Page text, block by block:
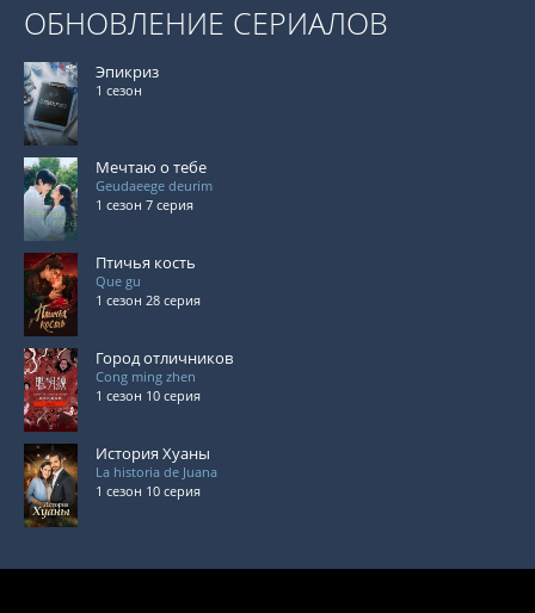
ОБНОВЛЕНИЕ СЕРИАЛОВ
Эпикриз
1 сезон
Мечтаю о тебе
Geudaeege deurim
1 сезон 7 серия
Птичья кость
Que gu
1 сезон 28 серия
Город отличников
Cong ming zhen
1 сезон 10 серия
История Хуаны
La historia de Juana
1 сезон 10 серия